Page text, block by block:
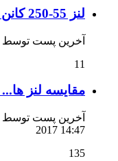
لنز 55-250 كانن يا لنز 75-300 كانن ؟؟؟
آخرین پست توسط
11
مقايسه لنز ها...
آخرین پست توسط
2017 14:47
135